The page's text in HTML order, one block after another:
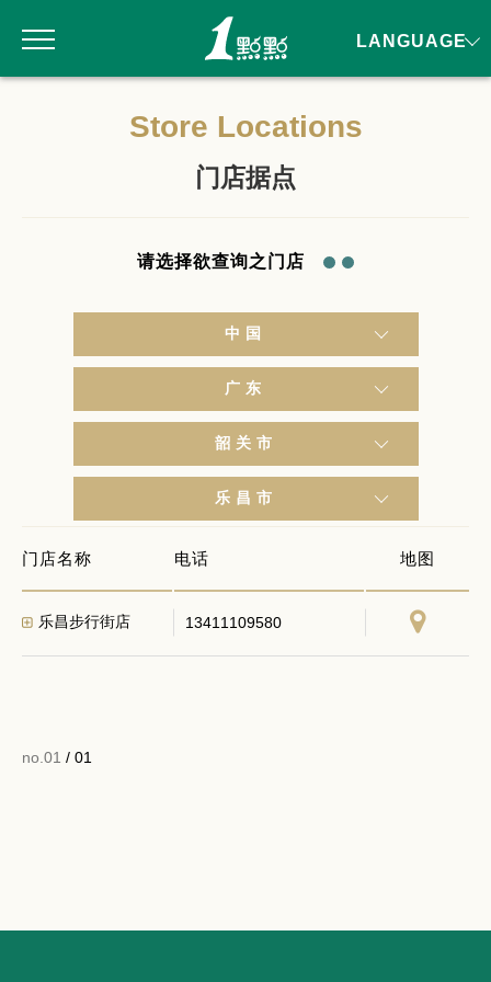
Store Locations
门店据点
请选择欲查询之门店
中国
广东
韶关市
乐昌市
门店名称 电话 地图
乐昌步行街店 13411109580
no.01 / 01
LANGUAGE